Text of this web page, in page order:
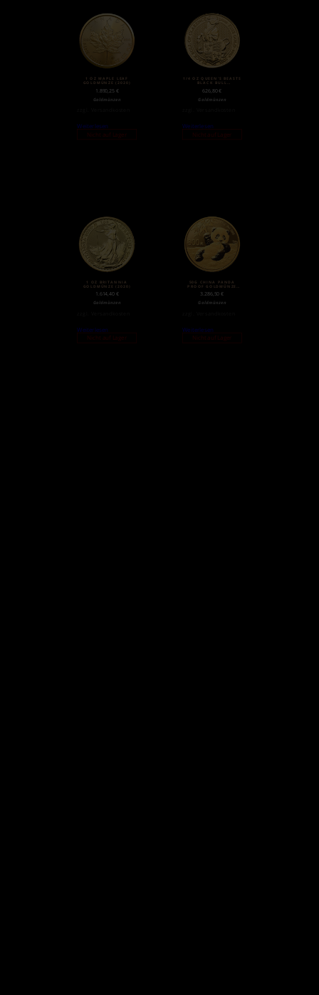
1 OZ MAPLE LEAF
GOLDMÜNZE (2020)
1.890,25 €
Goldmünzen
Weiterlesen
Nicht auf Lager
1/4 OZ QUEEN’S BEASTS
BLACK BULL
626,80€
Goldmünzen
Weiterlesen
Nicht auf Lager
1 OZ BRITANNIA
GOLDMÜNZE (2020)
1.614,40 €
Goldmünzen
Weiterlesen
Nicht auf Lager
50G CHINA PANDA
PROOF GOLDMÜNZE
3.286,50€
Goldmünzen
Weiterlesen
Nicht auf Lager